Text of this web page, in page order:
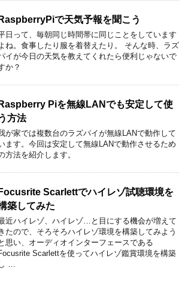
RaspberryPiで天気予報を聞こう
日って、毎朝同じ時間帯に同じことをしています
ね。食事したり服を着替えたり。 そんな時、ラズ
イが今日の天気を教えてくれたら便利じゃないで
か？
Raspberry Piを無線LANでも安定して使
方法
が家では複数台のラズパイが無線LANで動作して
ます。今回は安定して無線LANで動作させるため
方法を紹介します。
Focusrite Scarlettでハイレゾ試聴環境を
築してみた
近ハイレゾ、ハイレゾ…と目にする機会が増えて
たので、そろそろハイレゾ環境を構築してみよう
思い、オーディオインターフェースである
Scarlettを使ってハイレゾ鑑賞環境を構築
…